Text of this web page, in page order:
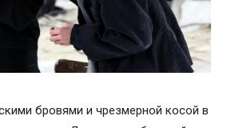
бровями и чрезмерной косой в